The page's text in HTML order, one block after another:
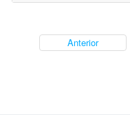
Anterior